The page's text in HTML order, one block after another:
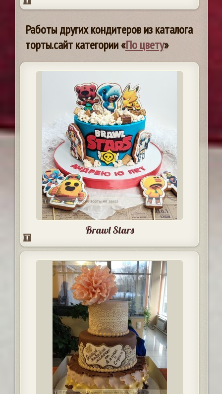
Работы других кондитеров из каталога
торты.сайт категории «По цвету»
Brawl Stars